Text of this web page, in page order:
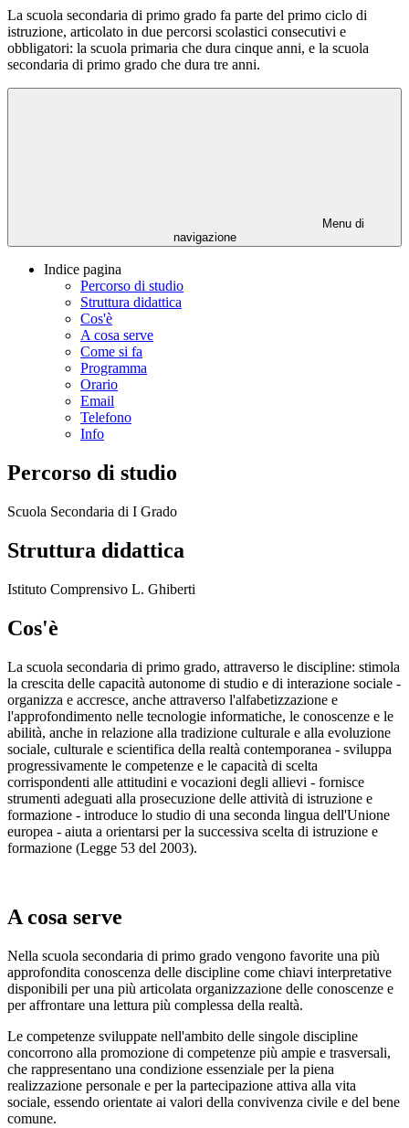
La scuola secondaria di primo grado fa parte del primo ciclo di
istruzione, articolato in due percorsi scolastici consecutivi e
obbligatori: la scuola primaria che dura cinque anni, e la scuola
secondaria di primo grado che dura tre anni.
Menu di
navigazione
Indice pagina
Percorso di studio
Struttura didattica
Cos'è
A cosa serve
Come si fa
Programma
Orario
Email
Telefono
Info
Percorso di studio
Scuola Secondaria di I Grado
Struttura didattica
Istituto Comprensivo L. Ghiberti
Cos'è
La scuola secondaria di primo grado, attraverso le discipline: stimola
la crescita delle capacità autonome di studio e di interazione sociale -
organizza e accresce, anche attraverso l'alfabetizzazione e
l'approfondimento nelle tecnologie informatiche, le conoscenze e le
abilità, anche in relazione alla tradizione culturale e alla evoluzione
sociale, culturale e scientifica della realtà contemporanea - sviluppa
progressivamente le competenze e le capacità di scelta
corrispondenti alle attitudini e vocazioni degli allievi - fornisce
strumenti adeguati alla prosecuzione delle attività di istruzione e
formazione - introduce lo studio di una seconda lingua dell'Unione
europea - aiuta a orientarsi per la successiva scelta di istruzione e
formazione (Legge 53 del 2003).
A cosa serve
Nella scuola secondaria di primo grado vengono favorite una più
approfondita conoscenza delle discipline come chiavi interpretative
disponibili per una più articolata organizzazione delle conoscenze e
per affrontare una lettura più complessa della realtà.
Le competenze sviluppate nell'ambito delle singole discipline
concorrono alla promozione di competenze più ampie e trasversali,
che rappresentano una condizione essenziale per la piena
realizzazione personale e per la partecipazione attiva alla vita
sociale, essendo orientate ai valori della convivenza civile e del bene
comune.